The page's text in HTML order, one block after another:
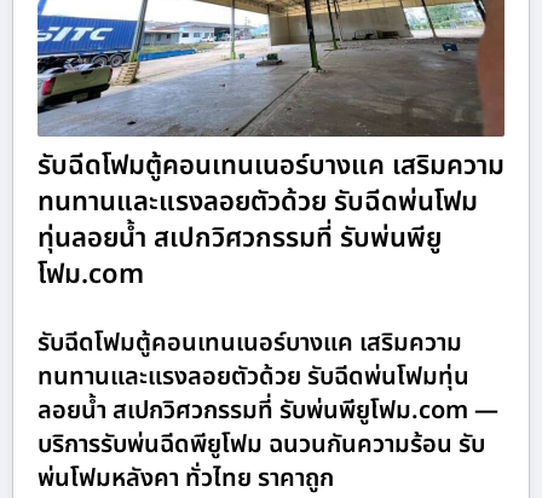
รับฉีดโฟมตู้คอนเทนเนอร์บางแค เสริมความ
ทนทานและแรงลอยตัวด้วย รับฉีดพ่นโฟม
ทุ่นลอยน้ำ สเปกวิศวกรรมที่ รับพ่นพียู
โฟม.com
รับฉีดโฟมตู้คอนเทนเนอร์บางแค เสริมความ
ทนทานและแรงลอยตัวด้วย รับฉีดพ่นโฟมทุ่น
ลอยน้ำ สเปกวิศวกรรมที่ รับพ่นพียูโฟม.com —
บริการรับพ่นฉีดพียูโฟม ฉนวนกันความร้อน รับ
พ่นโฟมหลังคา ทั่วไทย ราคาถูก